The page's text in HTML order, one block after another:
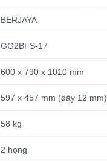
BERJAYA
GG2BFS-17
600 x 790 x 1010 mm
597 x 457 mm (dày 12 mm)
58 kg
2 họng